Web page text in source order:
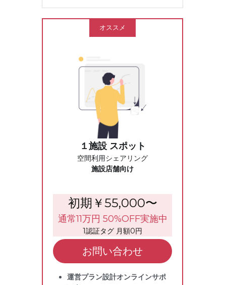
オススメ
１施設 スポット
空間利用シェアリング
施設店舗向け
初期￥55,000〜
通常11万円 50%OFF実施中
1認証タグ 月額0円
お問い合わせ
運営プラン設計オンラインサポ